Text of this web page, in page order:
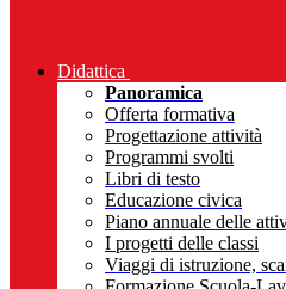
Didattica
Panoramica
Offerta formativa
Progettazione attività
Programmi svolti
Libri di testo
Educazione civica
Piano annuale delle
I progetti delle classi
Viaggi di istruzione,